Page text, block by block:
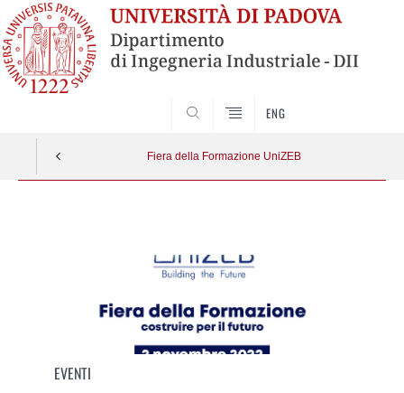
ENG
Fiera della Formazione UniZEB
EVENTI